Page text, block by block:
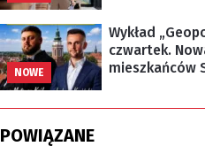
NOWE
Wykład
czwartek.
mieszkańców
POWIĄZANE